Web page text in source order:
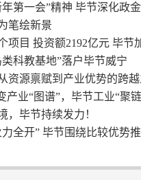
年第一会”精神 毕节深化政
笔绘新景
项目 投资额2192亿元 毕
类科教基地”落户毕节威宁
资源禀赋到产业优势的跨
产业“图谱”，毕节工业“聚
，毕节持续发力！
力全开” 毕节围绕比较优势